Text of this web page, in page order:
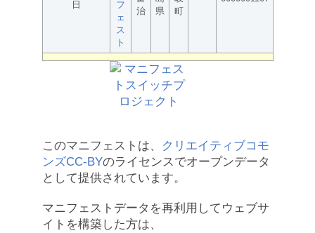
日
フ
ェ
ス
ト
治
県
町
このマニフェストは、
クリエイティブコモ
ンズCC-BYのライセンスでオープンデータ
として提供されています。
マニフェストデータを再利用してウェブサ
イトを構築した方は、